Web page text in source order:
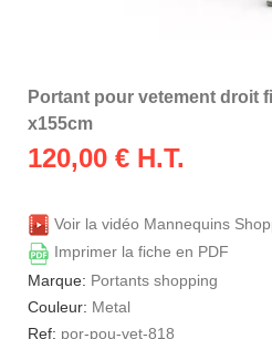
Portant pour vetement droit
x155cm
120,00 € H.T.
Voir la vidéo Mannequins
Imprimer la fiche en PDF
Marque: Portants shopping
Couleur: Metal
Ref: por-pou-vet-818